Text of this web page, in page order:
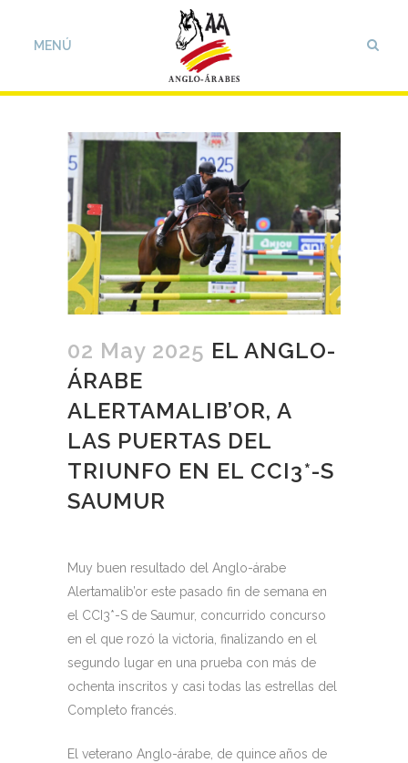
02 May 2025 EL ANGLO-
ÁRABE
ALERTAMALIB’OR, A
LAS PUERTAS DEL
TRIUNFO EN EL CCI3*-S
SAUMUR
Muy buen resultado del Anglo-árabe
Alertamalib’or este pasado fin de semana en
el CCI3*-S de Saumur, concurrido concurso
en el que rozó la victoria, finalizando en el
segundo lugar en una prueba con más de
ochenta inscritos y casi todas las estrellas del
Completo francés.
El veterano Anglo-árabe, de quince años de